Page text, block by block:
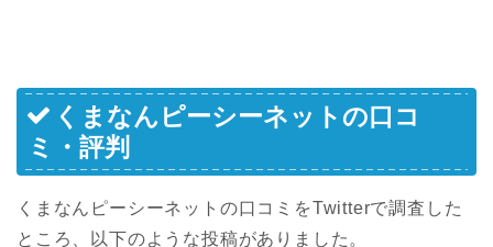
くまなんピーシーネットの口コ
ミ・評判
くまなんピーシーネットの口コミをTwitterで調査した
ところ、以下のような投稿がありました。